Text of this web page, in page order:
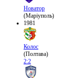
Новатор
(Маріуполь)
1981
Колос
(Полтава)
2:2